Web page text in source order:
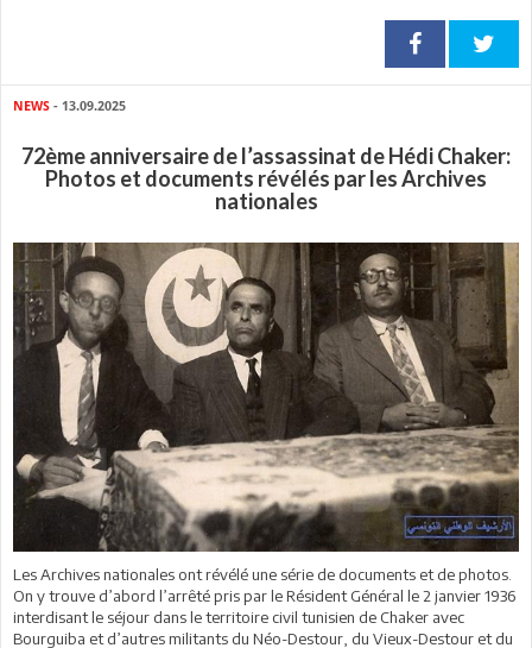
NEWS - 13.09.2025
72ème anniversaire de l’assassinat de Hédi Chaker:
Photos et documents révélés par les Archives
nationales
Les Archives nationales ont révélé une série de documents et de photos.
On y trouve d’abord l’arrêté pris par le Résident Général le 2 janvier 1936
interdisant le séjour dans le territoire civil tunisien de Chaker avec
Bourguiba et d’autres militants du Néo-Destour, du Vieux-Destour et du